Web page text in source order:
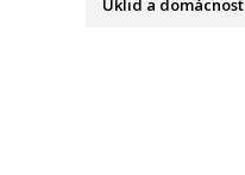
Úklid a domácnost